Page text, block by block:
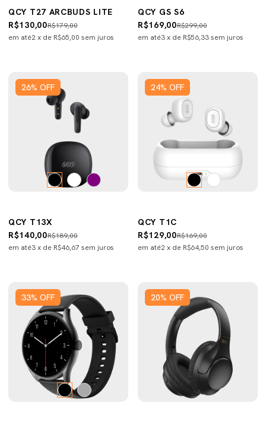
QCY T27 ARCBUDS LITE
R$179,00
R$130,00
em até2x de R$65,00 sem juros
QCY GS S6
R$299,00
R$169,00
em até3x de R$56,33sem juros
26% OFF
QCY T13X
R$189,00
R$140,00
em até3x de R$46,67 sem juros
24% OFF
QCY T1C
R$169,00
R$129,00
em até2x de R$64,50 sem juros
33% OFF 20% OFF